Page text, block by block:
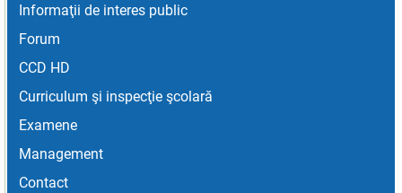
Informaţii de interes public
Forum
CCD HD
Curriculum şi inspecţie şcolară
Examene
Management
Contact